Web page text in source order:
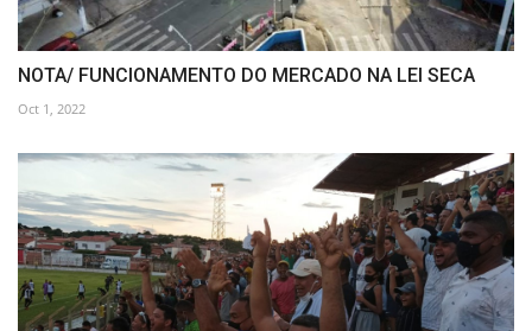
NOTA/ FUNCIONAMENTO DO MERCADO NA LEI SECA
Oct 1, 2022